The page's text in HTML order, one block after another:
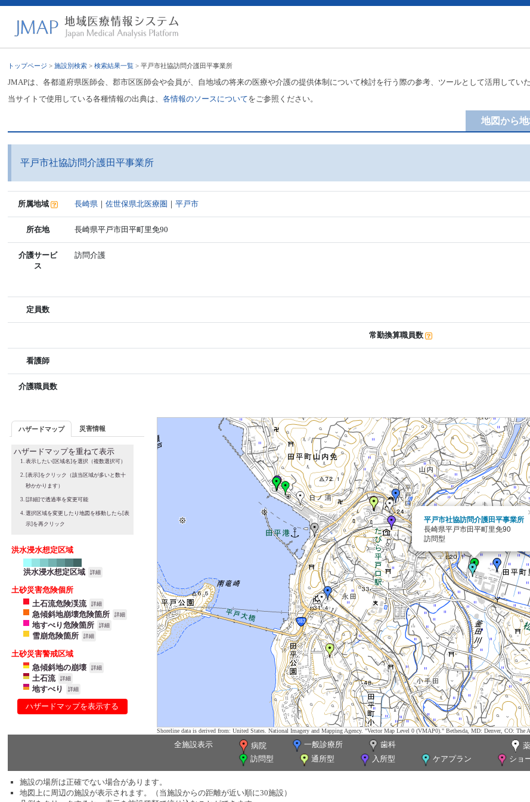
トップページ >施設別検索 >検索結果一覧 > 平戸市社協訪問介護田平事業所
JMAPは、各都道府県医師会、郡市区医師会や会員が、自地域の将来の医療や介護の提供体制について検討を行う際の参考、ツールとして活用してい
当サイトで使用している各種情報の出典は、各情報のソースについてをご参照ください。
地図から
平戸市社協訪問介護田平事業所
所属地域 長崎県 ｜佐世保県北医療圏 ｜平戸市
所在地 長崎県平戸市田平町里免90
介護サービ
ス
訪問介護
定員数
常勤換算職員数
看護師
介護職員数
ハザードマップ 災害情報
ハザードマップを重ねて表示
表示したい[区域名]を選択（複数選択可）
[表示]をクリック（該当区域が多いと数十
秒かかります）
[詳細]で透過率を変更可能
選択区域を変更したり地図を移動したら[表
示]を再クリック
洪水浸水想定区域
洪水浸水想定区域 詳細
土砂災害危険個所
土石流危険渓流
詳細
急傾斜地崩壊危険箇所 詳細
地すべり危険箇所 詳細
雪崩危険箇所 詳細
土砂災害警戒区域
急傾斜地の崩壊
詳細
土石流 詳細
地すべり 詳細
ハザードマップを表示する
平戸市社協訪問介護田平事業所
長崎県平戸市田平町里免90
訪問型
Shoreline data is derived from: United States. National Imagery and Mapping Agency. "Vector Map Level 0 (VMAP0)." Bethesda, MD: Denver, CO: The
全施設表示 病院 一般診療所 歯科
訪問型
通所型 入所型 ケアプラン ショ
施設の場所は正確でない場合があります。
地図上に周辺の施設が表示されます。（当施設からの距離が近い順に30施設）